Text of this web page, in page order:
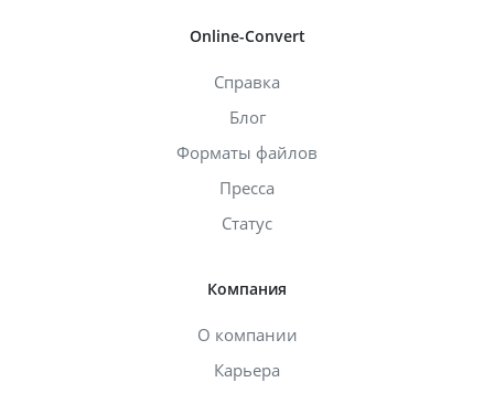
Online-Convert
Справка
Блог
Форматы файлов
Пресса
Статус
Компания
О компании
Карьера